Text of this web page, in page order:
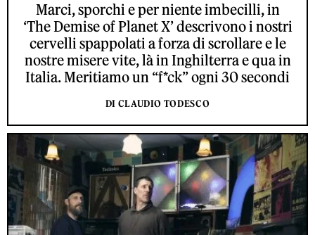
Marci, sporchi e per niente imbecilli, in
‘The Demise of Planet X’ descrivono i nostri
cervelli spappolati a forza di scrollare e le
nostre misere vite, là in Inghilterra e qua in
Italia. Meritiamo un “f*ck” ogni 30 secondi
DI CLAUDIO TODESCO